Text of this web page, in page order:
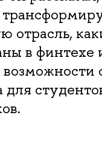
отрасль,
в финтехе